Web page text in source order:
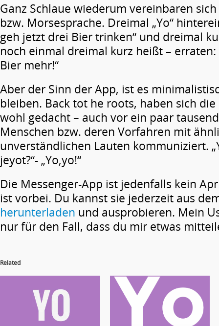
Ganz Schlaue wiederum vereinbaren
bzw. Morsesprache. Dreimal „Yo“
geh jetzt drei Bier trinken“ und dreimal
noch einmal dreimal kurz heißt –
Bier mehr!“
Aber der Sinn der App, ist es
bleiben. Back tot he roots, haben sich
wohl gedacht – auch vor ein paar
Menschen bzw. deren Vorfahren mit
unverständlichen Lauten kommuniziert.
jeyot?“- „Yo,yo!“
Die Messenger-App ist jedenfalls kein
ist vorbei. Du kannst sie jederzeit aus
herunterladen und ausprobieren. Mein
nur für den Fall, dass du mir etwas
Related